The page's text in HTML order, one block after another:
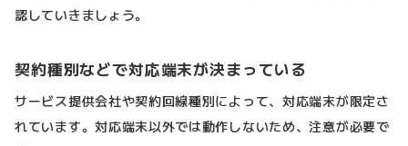
認していきましょう。
契約種別などで対応端末が決まっている
サービス提供会社や契約回線種別によって、対応端末が限定さ
れています。対応端末以外では動作しないため、注意が必要で